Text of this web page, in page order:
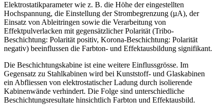
Elektrostatikparameter wie z. B. die Höhe der eingestellten
Hochspannung, die Einstellung der Strombegrenzung (µA), der
Einsatz von Ableitringen sowie die Verarbeitung von
Effektpulverlacken mit gegensätzlicher Polarität (Tribo-
Beschichtung: Polarität positiv, Korona-Beschichtung: Polarität
negativ) beeinflussen die Farbton- und Effektausbildung signifikant.
Die Beschichtungskabine ist eine weitere Einflussgrösse. Im
Gegensatz zu Stahlkabinen wird bei Kunststoff- und Glaskabinen
ein Abfliessen von elektrostatischer Ladung durch isolierende
Kabinenwände verhindert. Die Folge sind unterschiedliche
Beschichtungsresultate hinsichtlich Farbton und Effektausbild.